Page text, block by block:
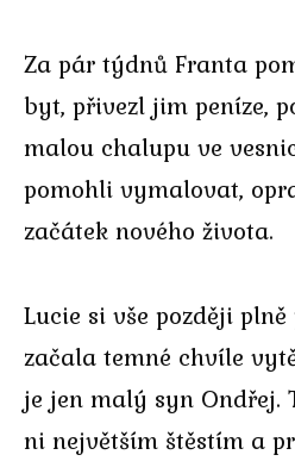
Za pár týdnů Franta
byt, přivezl jim peníze,
malou chalupu ve
pomohli vymalovat,
začátek nového života.
Lucie si vše později
začala temné chvíle
je jen malý syn Ondřej.
ni největším štěstím a